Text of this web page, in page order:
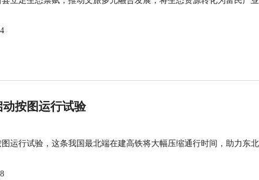
按图运行试验
运行试验，这条我国最北端在建高铁将大幅压缩通行时间，助力东